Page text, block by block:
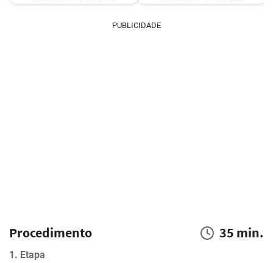
PUBLICIDADE
Procedimento 35 min.
1. Etapa